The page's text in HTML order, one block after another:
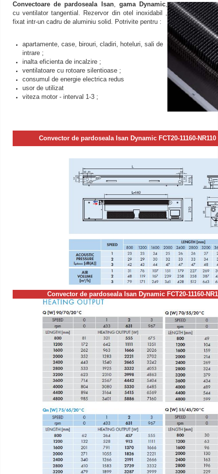
Convectoare de pardoseala Isan, gama Dynamic,
cu ventilator tangential. Rezervor din otel inoxidabil ,
fixat intr-un cadru de aluminiu solid. Potrivite pentru :
apartamente, case, birouri, cladiri, hoteluri, sali de
intrare ;
inalta eficienta de incalzire ;
ventilatoare cu rotoare silentioase ;
consumul de energie electrica redus
usor de utilizat
viteza motor - interval 1-3 ;
Convector de pardoseala Isan Dynamic FCT20-11160-
Convector de pardoseala Isan Dynamic FCT20-11160-